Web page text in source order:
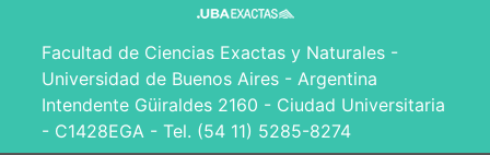
Facultad de Ciencias Exactas y Naturales -
Universidad de Buenos Aires - Argentina
Intendente Güiraldes 2160 - Ciudad Universitaria
- C1428EGA - Tel. (54 11) 5285-8274